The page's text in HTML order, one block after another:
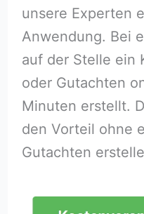
unsere Experten
Anwendung. Bei
auf der Stelle ein
oder Gutachten
Minuten erstellt.
den Vorteil ohne
Gutachten